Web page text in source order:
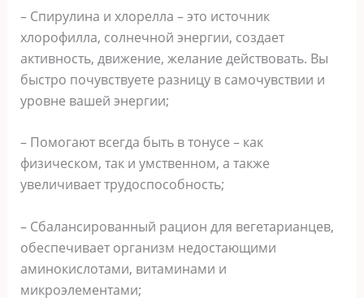
– Спирулина и хлорелла – это источник
хлорофилла, солнечной энергии, создает
активность, движение, желание действовать. Вы
быстро почувствуете разницу в самочувствии и
уровне вашей энергии;
– Помогают всегда быть в тонусе – как
физическом, так и умственном, а также
увеличивает трудоспособность;
– Сбалансированный рацион для вегетарианцев,
обеспечивает организм недостающими
аминокислотами, витаминами и
микроэлементами;